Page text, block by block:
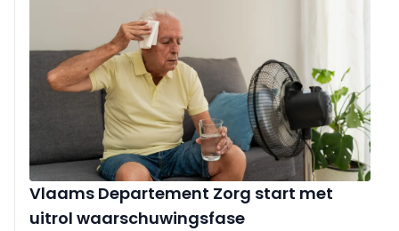
Vlaams Departement Zorg start met
uitrol waarschuwingsfase